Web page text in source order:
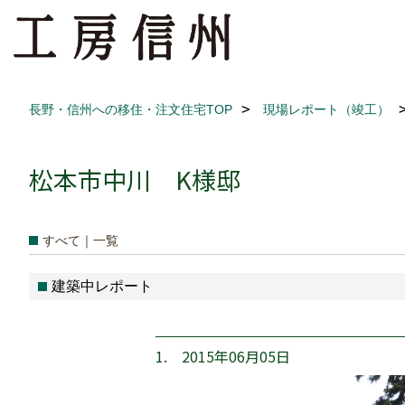
長野・信州への移住・注文住宅TOP 現場レポート（竣工）
松本市中川 K様邸
すべて｜一覧
建築中レポート
1. 2015年06月05日